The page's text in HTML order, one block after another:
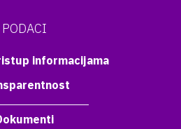
PODACI
informacijama